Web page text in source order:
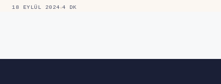
18 EYLÜL 2024 4 DK